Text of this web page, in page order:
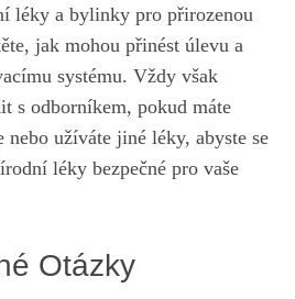
léky a bylinky pro přirozenou
jak mohou přinést úlevu a
systému. Vždy však
s odborníkem, pokud máte
nebo užíváte jiné léky, abyste se
léky bezpečné pro vaše
Otázky